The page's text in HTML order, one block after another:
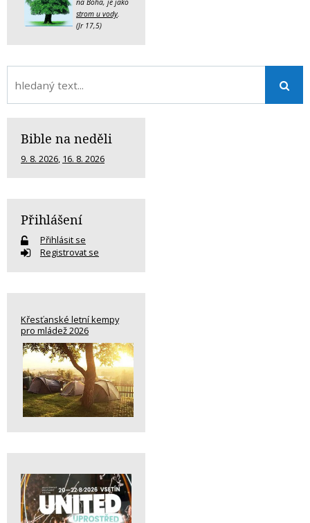
na Boha, je jako
strom u vody.
(Jr 17,5)
Bible na neděli
9. 8. 2026, 16. 8. 2026
Přihlášení
Přihlásit se
Registrovat se
Křesťanské letní kempy
pro mládež 2026